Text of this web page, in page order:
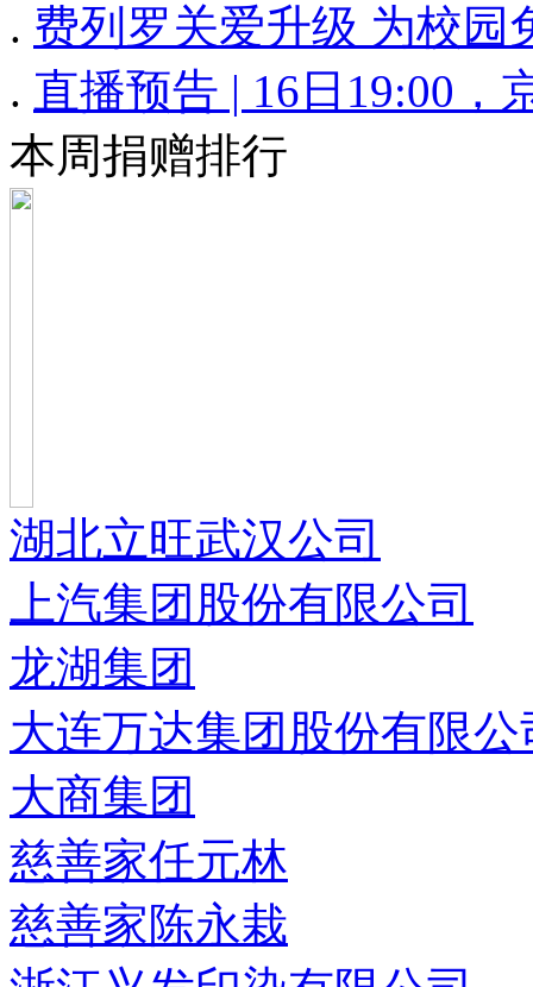
. 费列罗关爱升级 为校园
. 直播预告 | 16日19:00，
本周捐赠排行
湖北立旺武汉公司
上汽集团股份有限公司
龙湖集团
大连万达集团股份有限公
大商集团
慈善家任元林
慈善家陈永栽